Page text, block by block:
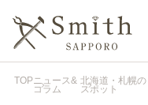
TOPニュース&
コラム
北海道・札幌の
スポット